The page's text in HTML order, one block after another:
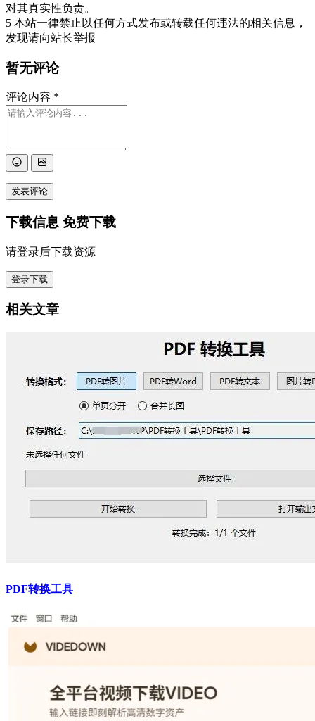
对其真实性负责。
5 本站一律禁止以任何方式发布或转载任何违法的相关信息，
发现请向站长举报
暂无评论
评论内容 *
发表评论
下载信息 免费下载
请登录后下载资源
登录下载
相关文章
PDF转换工具